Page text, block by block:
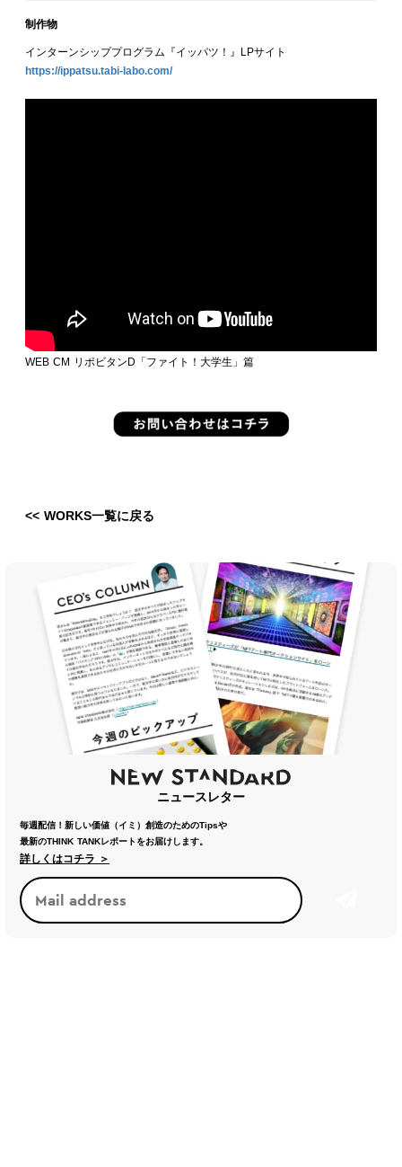
制作物
インターンシッププログラム『イッパツ！』LPサイト
https://ippatsu.tabi-labo.com/
WEB CM リポビタンD「ファイト！大学生」篇
<< WORKS一覧に戻る
ニュースレター
毎週配信！新しい価値（イミ）創造のためのTipsや
最新のTHINK TANKレポートをお届けします。
詳しくはコチラ ＞